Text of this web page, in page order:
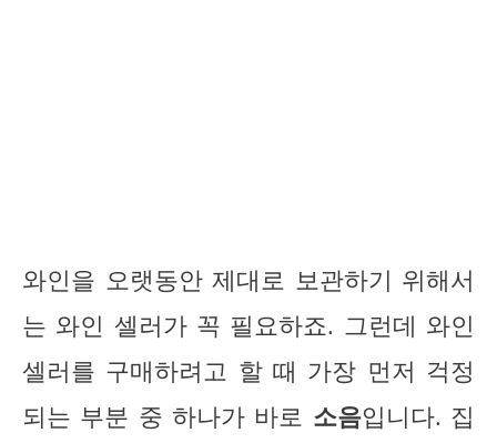
와인을 오랫동안 제대로 보관하기 위해서
는 와인 셀러가 꼭 필요하죠. 그런데 와인
셀러를 구매하려고 할 때 가장 먼저 걱정
되는 부분 중 하나가 바로 소음입니다. 집